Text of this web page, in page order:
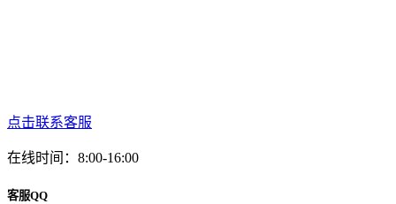
点击联系客服
在线时间：8:00-16:00
客服QQ